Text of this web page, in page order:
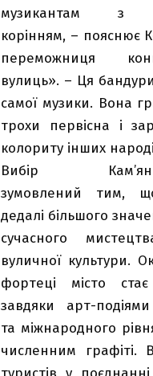
музикантам з
корінням, – пояснює
переможниця
вулиць». – Ця
самої музики. Вона
трохи первісна і
колориту інших
Вибір Кам’янця-
зумовлений тим,
дедалі більшого
сучасного
вуличної культури.
фортеці місто
завдяки арт-
та міжнародного
численним графіті.